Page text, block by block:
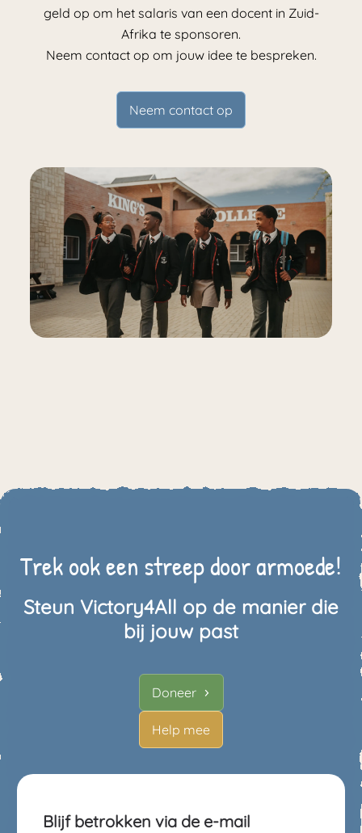
geld op om het salaris van een docent in Zuid-
Afrika te sponsoren.
Neem contact op om jouw idee te bespreken.
Neem contact op
Trek ook een streep door armoede!
Steun Victory4All op de manier die
bij jouw past
Doneer
Help mee
Blijf betrokken via de e-mail